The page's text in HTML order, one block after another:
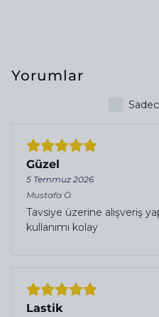
Yorumlar
Güzel
5 Temmuz 2026
Mustafa Ö.
Tavsiye üzerine alışveriş
kullanımı kolay
Lastik